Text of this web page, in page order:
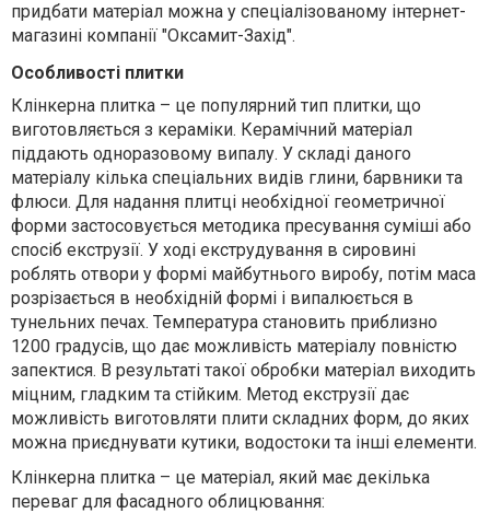
придбати матеріал можна у спеціалізованому інтернет-
магазині компанії "Оксамит-Захід".
Особливості плитки
Клінкерна плитка – це популярний тип плитки, що
виготовляється з кераміки. Керамічний матеріал
піддають одноразовому випалу. У складі даного
матеріалу кілька спеціальних видів глини, барвники та
флюси. Для надання плитці необхідної геометричної
форми застосовується методика пресування суміші або
спосіб екструзії. У ході екструдування в сировині
роблять отвори у формі майбутнього виробу, потім маса
розрізається в необхідній формі і випалюється в
тунельних печах. Температура становить приблизно
1200 градусів, що дає можливість матеріалу повністю
запектися. В результаті такої обробки матеріал виходить
міцним, гладким та стійким. Метод екструзії дає
можливість виготовляти плити складних форм, до яких
можна приєднувати кутики, водостоки та інші елементи.
Клінкерна плитка – це матеріал, який має декілька
переваг для фасадного облицювання: